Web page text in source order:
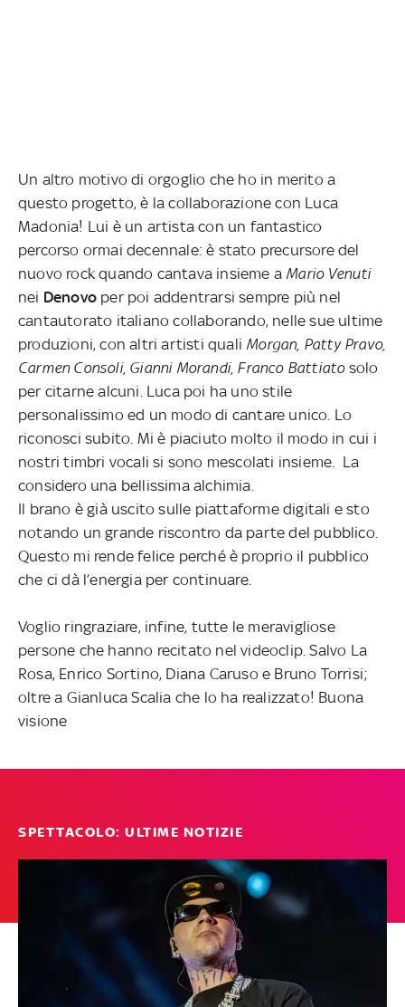
Un altro motivo di orgoglio che ho in merito a
questo progetto, è la collaborazione con Luca
Madonia! Lui è un artista con un fantastico
percorso ormai decennale: è stato precursore del
nuovo rock quando cantava insieme a Mario Venuti
nei Denovo per poi addentrarsi sempre più nel
cantautorato italiano collaborando, nelle sue ultime
produzioni, con altri artisti quali Morgan, Patty Pravo,
Carmen Consoli, Gianni Morandi, Franco Battiatosolo
per citarne alcuni. Luca poi ha uno stile
personalissimo ed un modo di cantare unico. Lo
riconosci subito. Mi è piaciuto molto il modo in cui i
nostri timbri vocali si sono mescolati insieme. La
considero una bellissima alchimia.
Il brano è già uscito sulle piattaforme digitali e sto
notando un grande riscontro da parte del pubblico.
Questo mi rende felice perché è proprio il pubblico
che ci dà l’energia per continuare.
Voglio ringraziare, infine, tutte le meravigliose
persone che hanno recitato nel videoclip. Salvo La
Rosa, Enrico Sortino, Diana Caruso e Bruno Torrisi;
oltre a Gianluca Scalia che lo ha realizzato! Buona
visione
SPETTACOLO: ULTIME NOTIZIE